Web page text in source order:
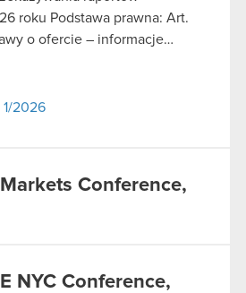
roku Podstawa prawna: Art.
o ofercie – informacje…
1/2026
Conference,
NYC Conference,